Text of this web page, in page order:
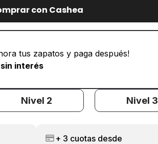
con Cashea
tus zapatos y paga después!
interés
Nivel 2 Nivel 3
+ 3 cuotas desde